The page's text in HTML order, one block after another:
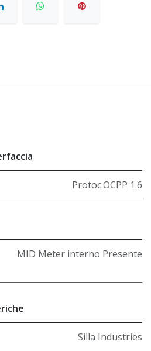
Protoc.OCPP 1.6
MID Meter interno Presente
Silla Industries